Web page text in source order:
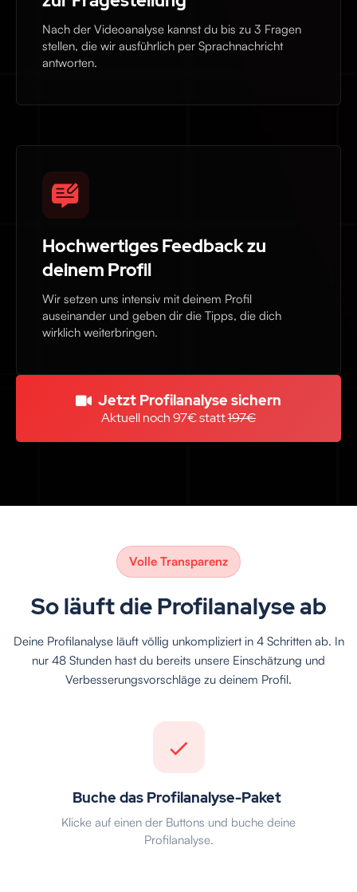
Nach der Videoanalyse kannst du bis zu 3 Fragen
stellen, die wir ausführlich per Sprachnachricht
antworten.
Hochwertiges Feedback zu
deinem Profil
Wir setzen uns intensiv mit deinem Profil
auseinander und geben dir die Tipps, die dich
wirklich weiterbringen.
Jetzt Profilanalyse sichern
Aktuell noch 97€ statt 197€
Volle Transparenz
So läuft die Profilanalyse ab
Deine Profilanalyse läuft völlig unkompliziert in 4 Schritten ab. In
nur 48 Stunden hast du bereits unsere Einschätzung und
Verbesserungsvorschläge zu deinem Profil.
Buche das Profilanalyse-Paket
Klicke auf einen der Buttons und buche deine
Profilanalyse.